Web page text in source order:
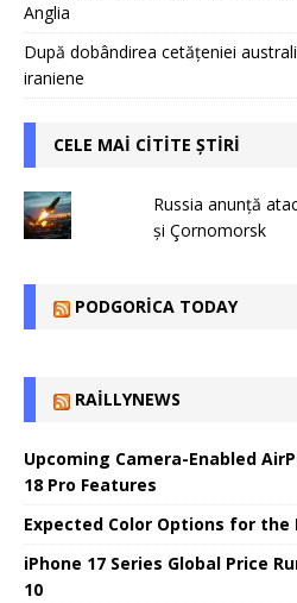
Anglia
După dobândirea cetățeniei
iraniene
CELE MAI CITITE ȘTIRI
Russia anunță
și Çornomorsk
PODGORICA TODAY
RAILLYNEWS
Upcoming Camera-Enabled
18 Pro Features
Expected Color Options for the
iPhone 17 Series Global Price
10